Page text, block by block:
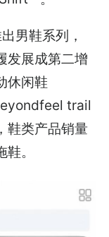
男鞋系列，
发展成第二增
休闲鞋
trail
鞋类产品销量
。